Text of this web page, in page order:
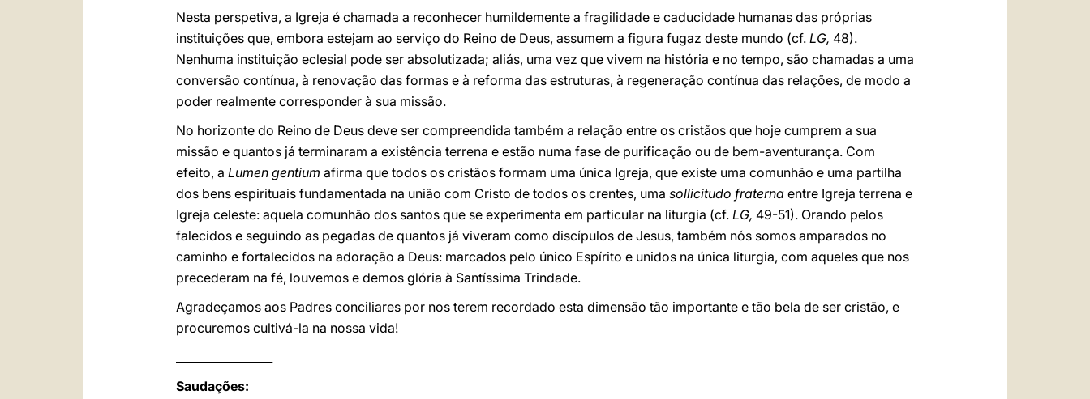
Nesta perspetiva, a Igreja é chamada a reconhecer humildemente a fragilidade e caducidade humanas das próprias
instituições que, embora estejam ao serviço do Reino de Deus, assumem a figura fugaz deste mundo (cf. LG, 48).
Nenhuma instituição eclesial pode ser absolutizada; aliás, uma vez que vivem na história e no tempo, são chamadas a uma
conversão contínua, à renovação das formas e à reforma das estruturas, à regeneração contínua das relações, de modo a
poder realmente corresponder à sua missão.
No horizonte do Reino de Deus deve ser compreendida também a relação entre os cristãos que hoje cumprem a sua
missão e quantos já terminaram a existência terrena e estão numa fase de purificação ou de bem-aventurança. Com
efeito, a Lumen gentium afirma que todos os cristãos formam uma única Igreja, que existe uma comunhão e uma partilha
dos bens espirituais fundamentada na união com Cristo de todos os crentes, uma sollicitudo fraterna entre Igreja terrena e
Igreja celeste: aquela comunhão dos santos que se experimenta em particular na liturgia (cf. LG, 49-51). Orando pelos
falecidos e seguindo as pegadas de quantos já viveram como discípulos de Jesus, também nós somos amparados no
caminho e fortalecidos na adoração a Deus: marcados pelo único Espírito e unidos na única liturgia, com aqueles que nos
precederam na fé, louvemos e demos glória à Santíssima Trindade.
Agradeçamos aos Padres conciliares por nos terem recordado esta dimensão tão importante e tão bela de ser cristão, e
procuremos cultivá-la na nossa vida!
Saudações: